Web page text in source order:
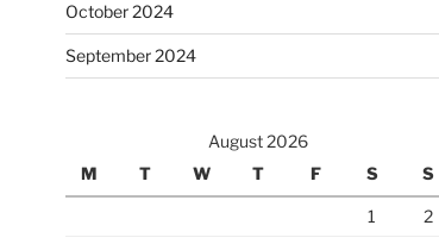
October 2024
September 2024
August 2026
M
T W T F S S
1
2